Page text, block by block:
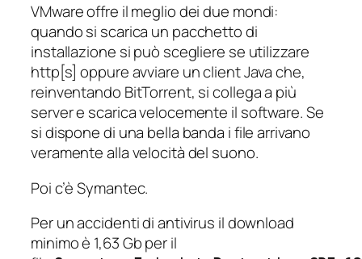
VMware offre il meglio dei due mondi:
quando si scarica un pacchetto di
installazione si può scegliere se utilizzare
http[s] oppure avviare un client Java che,
reinventando BitTorrent, si collega a più
server e scarica velocemente il software. Se
si dispone di una bella banda i file arrivano
veramente alla velocità del suono.
Poi c’è Symantec.
Per un accidenti di antivirus il download
minimo è 1,63 Gb per il